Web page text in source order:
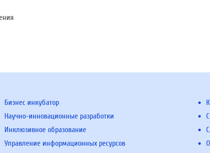
Бизнес инкубатор
Научно-инновационные разработки
Инклюзивное образование
Управление информационных ресурсов